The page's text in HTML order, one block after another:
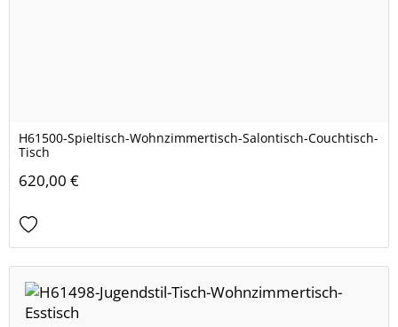
H61500-Spieltisch-Wohnzimmertisch-Salontisch-Couchtisch-
Tisch
620,00 €